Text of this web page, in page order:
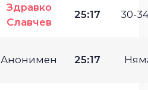
Здравко
Славчев
25:17 30-
Анонимен 25:17